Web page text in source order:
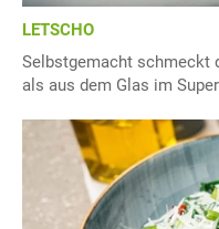
LETSCHO
Selbstgemacht schmeckt
als aus dem Glas im